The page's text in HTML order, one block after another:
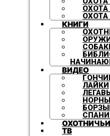
КНИГИ
ВИДЕО
ЛАЙКИ
ТВ